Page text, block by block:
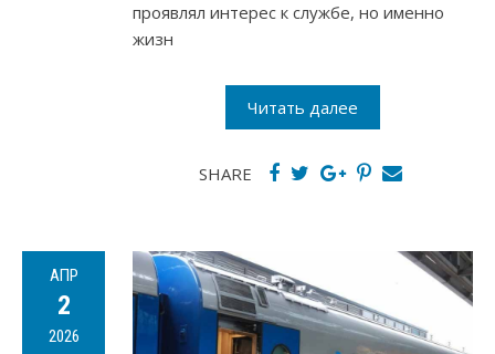
проявлял интерес к службе, но именно
жизн
Читать далее
SHARE
АПР
2
2026